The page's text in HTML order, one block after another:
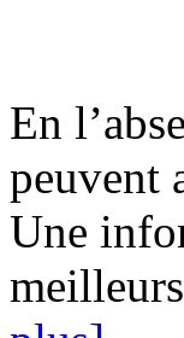
En
peuvent
Une